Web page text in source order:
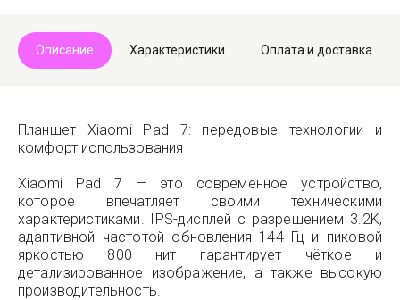
Описание Характеристики Оплата и доставка
Планшет Xiaomi Pad 7: передовые технологии и
комфорт использования
Xiaomi Pad 7 — это современное устройство,
которое впечатляет своими техническими
характеристиками. IPS-дисплей с разрешением 3.2K,
адаптивной частотой обновления 144 Гц и пиковой
яркостью 800 нит гарантирует чёткое и
детализированное изображение, а также высокую
производительность.